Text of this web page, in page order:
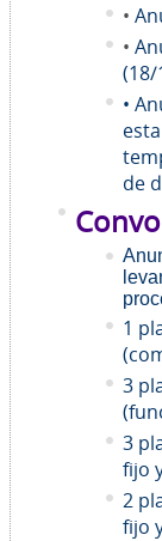
•
•
(18/
•
de
1
3
3
fijo
2
fijo